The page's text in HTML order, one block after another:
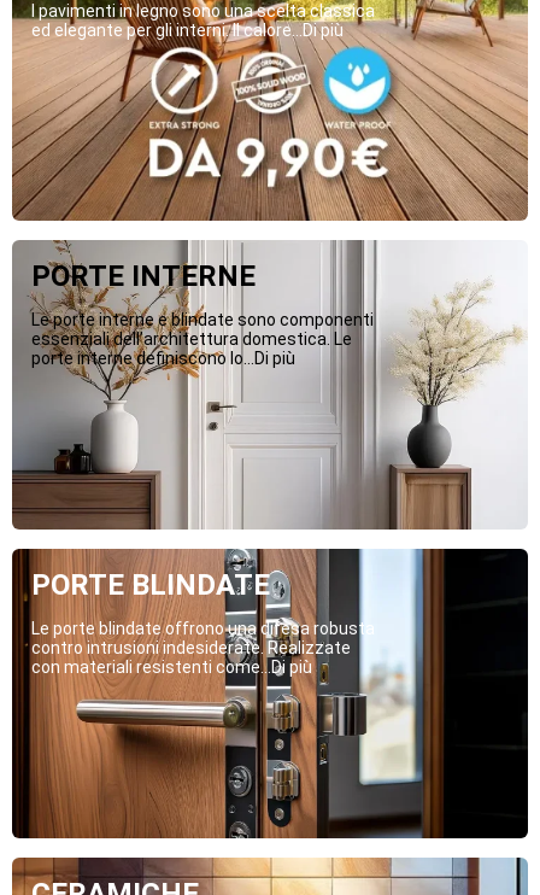
I pavimenti in legno sono una scelta classica
ed elegante per gli interni. Il calore...Di più
PORTE INTERNE
Le porte interne e blindate sono componenti
essenziali dell’architettura domestica. Le
porte interne definiscono lo...Di più
PORTE BLINDATE
Le porte blindate offrono una difesa robusta
contro intrusioni indesiderate. Realizzate
con materiali resistenti come...Di più